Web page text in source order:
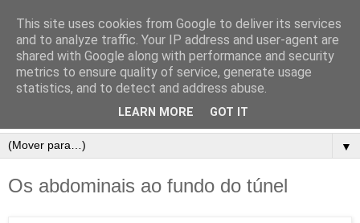
▼
Os abdominais ao fundo do túnel
This site uses cookies from Google to deliver its services
and to analyze traffic. Your IP address and user-agent are
shared with Google along with performance and security
metrics to ensure quality of service, generate usage
statistics, and to detect and address abuse.
LEARN MORE GOT IT